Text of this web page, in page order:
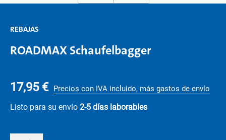
REBAJAS
ROADMAX Schaufelbagger
17,95 € Precios con IVA incluido, más gastos de envío
Listo para su envío 2-5 días laborables